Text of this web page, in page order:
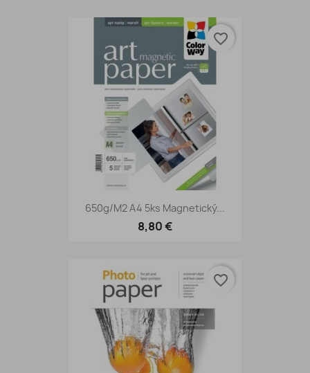
650g/m2 A4 5ks Magnetický...
8,80 €
favorite_border
favorite_border